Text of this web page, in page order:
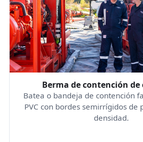
Berma de contención de
Batea o bandeja de contención
PVC con bordes semirrígidos de
densidad.